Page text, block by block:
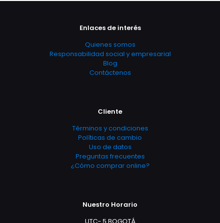
Enlaces de interés
Quienes somos
Responsabilidad social y empresarial
Blog
Contáctenos
Cliente
Términos y condiciones
Políticas de cambio
Uso de datos
Preguntas frecuentes
¿Cómo comprar online?
Nuestro Horario